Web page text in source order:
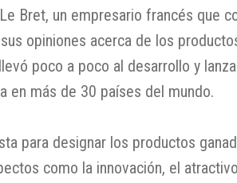
Bret, un empresario francés que
opiniones acerca de los
poco a poco al desarrollo y
en más de 30 países del mundo.
para designar los productos
como la innovación, el